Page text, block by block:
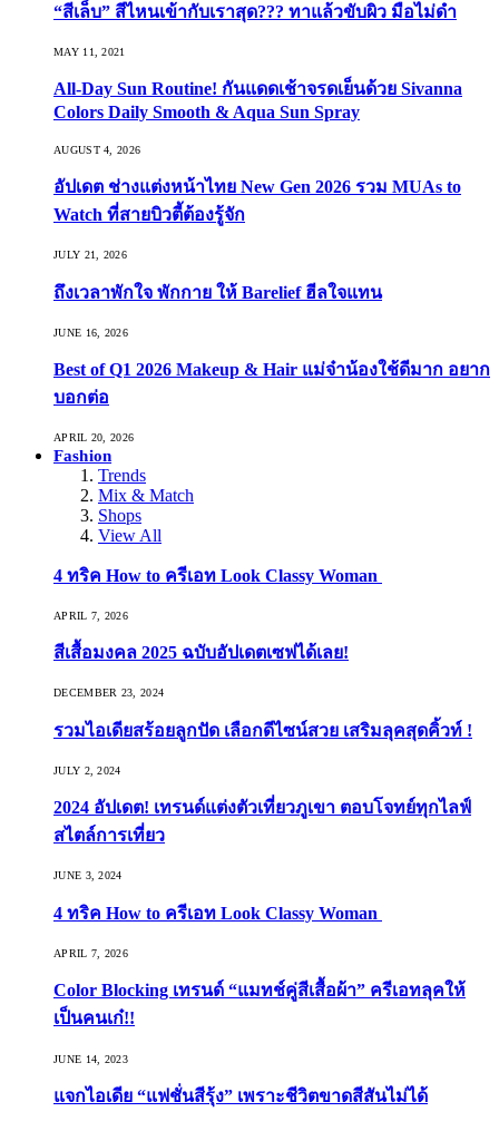
“สีเล็บ” สีไหนเข้ากับเราสุด??? ทาแล้วขับผิว มือไม่ดำ
MAY 11, 2021
All-Day Sun Routine! กันแดดเช้าจรดเย็นด้วย Sivanna
Colors Daily Smooth & Aqua Sun Spray
AUGUST 4, 2026
อัปเดต ช่างแต่งหน้าไทย New Gen 2026 รวม MUAs to
Watch ที่สายบิวตี้ต้องรู้จัก
JULY 21, 2026
ถึงเวลาพักใจ พักกาย ให้ Barelief ฮีลใจแทน
JUNE 16, 2026
Best of Q1 2026 Makeup & Hair แม่จ๋าน้องใช้ดีมาก อยาก
บอกต่อ
APRIL 20, 2026
Fashion
Trends
Mix & Match
Shops
View All
4 ทริค How to ครีเอท Look Classy Woman
APRIL 7, 2026
สีเสื้อมงคล 2025 ฉบับอัปเดตเซฟได้เลย!
DECEMBER 23, 2024
รวมไอเดียสร้อยลูกปัด เลือกดีไซน์สวย เสริมลุคสุดคิ้วท์ !
JULY 2, 2024
2024 อัปเดต! เทรนด์แต่งตัวเที่ยวภูเขา ตอบโจทย์ทุกไลฟ์
สไตล์การเที่ยว
JUNE 3, 2024
4 ทริค How to ครีเอท Look Classy Woman
APRIL 7, 2026
Color Blocking เทรนด์ “แมทช์คู่สีเสื้อผ้า” ครีเอทลุคให้
เป็นคนเก๋!!
JUNE 14, 2023
แจกไอเดีย “แฟชั่นสีรุ้ง” เพราะชีวิตขาดสีสันไม่ได้